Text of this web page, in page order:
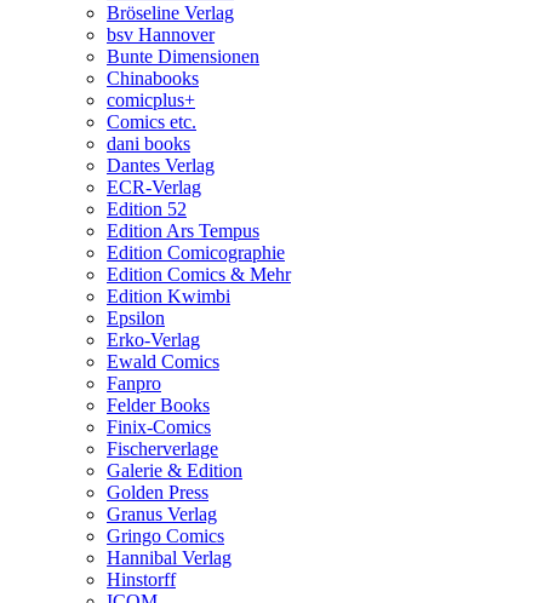
Bröseline Verlag
bsv Hannover
Bunte Dimensionen
Chinabooks
comicplus+
Comics etc.
dani books
Dantes Verlag
ECR-Verlag
Edition 52
Edition Ars Tempus
Edition Comicographie
Edition Comics & Mehr
Edition Kwimbi
Epsilon
Erko-Verlag
Ewald Comics
Fanpro
Felder Books
Finix-Comics
Fischerverlage
Galerie & Edition
Golden Press
Granus Verlag
Gringo Comics
Hannibal Verlag
Hinstorff